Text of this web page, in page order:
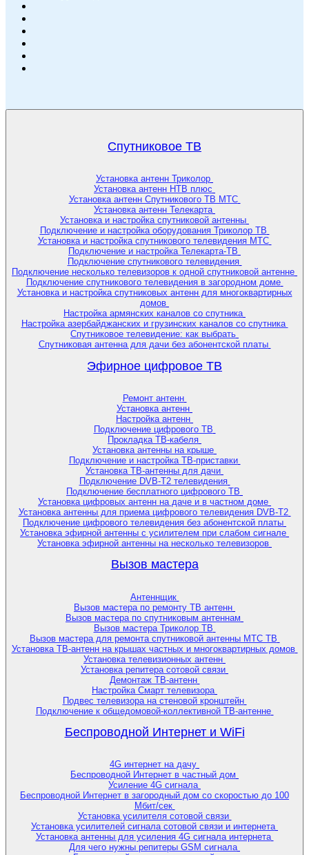
Спутниковое ТВ
Установка антенн Триколор
Установка антенн НТВ плюс
Установка антенн Спутникового ТВ МТС
Установка антенн Телекарта
Установка и настройка спутниковой антенны
Подключение и настройка оборудования Триколор ТВ
Установка и настройка спутникового телевидения МТС
Подключение и настройка Телекарта-ТВ
Подключение спутникового телевидения
Подключение несколько телевизоров к одной спутниковой антенне
Подключение спутникового телевидения в загородном доме
Установка и настройка спутниковых антенн для многоквартирных
домов
Настройка армянских каналов со спутника
Настройка азербайджанских и грузинских каналов со спутника
Спутниковое телевидение: как выбрать
Спутниковая антенна для дачи без абонентской платы
Эфирное цифровое ТВ
Ремонт антенн
Установка антенн
Настройка антенн
Подключение цифрового ТВ
Прокладка ТВ-кабеля
Установка антенны на крыше
Подключение и настройка ТВ-приставки
Установка ТВ-антенны для дачи
Подключение DVB-T2 телевидения
Подключение бесплатного цифрового ТВ
Установка цифровых антенн на даче и в частном доме
Установка антенны для приема цифрового телевидения DVB-T2
Подключение цифрового телевидения без абонентской платы
Установка эфирной антенны с усилителем при слабом сигнале
Установка эфирной антенны на несколько телевизоров
Вызов мастера
Антеннщик
Вызов мастера по ремонту ТВ антенн
Вызов мастера по спутниковым антеннам
Вызов мастера Триколор ТВ
Вызов мастера для ремонта спутниковой антенны МТС ТВ
Установка ТВ-антенн на крышах частных и многоквартирных домов
Установка телевизионных антенн
Установка репитера сотовой связи
Демонтаж ТВ-антенн
Настройка Смарт телевизора
Подвес телевизора на стеновой кронштейн
Подключение к общедомовой-коллективной ТВ-антенне
Беспроводной Интернет и WiFi
4G интернет на дачу
Беспроводной Интернет в частный дом
Усиление 4G сигнала
Беспроводной Интернет в загородный дом со скоростью до 100
Мбит/сек
Установка усилителя сотовой связи
Установка усилителей сигнала сотовой связи и интернета
Установка антенны для усиления 4G сигнала интернета
Для чего нужны репитеры GSM сигнала